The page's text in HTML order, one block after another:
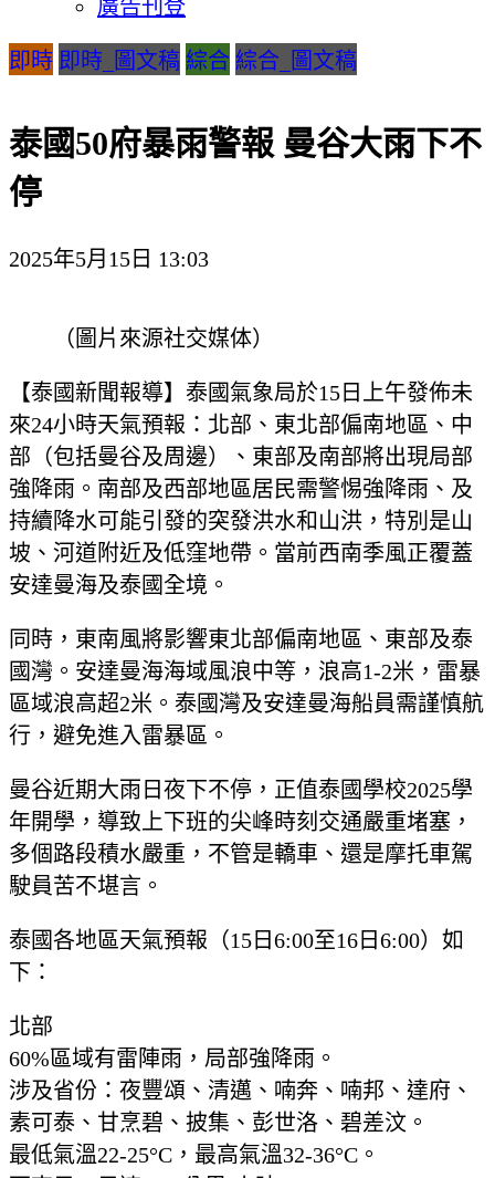
廣告刊登
即時 即時_圖文稿 綜合 綜合_圖文稿
泰國50府暴雨警報 曼谷大雨下不
停
2025年5月15日 13:03
（圖片來源社交媒体）
【泰國新聞報導】泰國氣象局於15日上午發佈未
來24小時天氣預報：北部、東北部偏南地區、中
部（包括曼谷及周邊）、東部及南部將出現局部
強降雨。南部及西部地區居民需警惕強降雨、及
持續降水可能引發的突發洪水和山洪，特別是山
坡、河道附近及低窪地帶。當前西南季風正覆蓋
安達曼海及泰國全境。
同時，東南風將影響東北部偏南地區、東部及泰
國灣。安達曼海海域風浪中等，浪高1-2米，雷暴
區域浪高超2米。泰國灣及安達曼海船員需謹慎航
行，避免進入雷暴區。
曼谷近期大雨日夜下不停，正值泰國學校2025學
年開學，導致上下班的尖峰時刻交通嚴重堵塞，
多個路段積水嚴重，不管是轎車、還是摩托車駕
駛員苦不堪言。
泰國各地區天氣預報（15日6:00至16日6:00）如
下：
北部
60%區域有雷陣雨，局部強降雨。
涉及省份：夜豐頌、清邁、喃奔、喃邦、達府、
素可泰、甘烹碧、披集、彭世洛、碧差汶。
最低氣溫22-25°C，最高氣溫32-36°C。